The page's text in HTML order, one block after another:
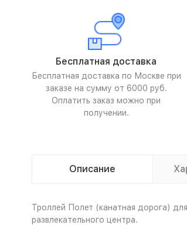
Бесплатная доставка
Бесплатная доставка по Москве при
заказе на сумму от 6000 руб.
Оплатить заказ можно при
получении.
Описание
Троллей Полет (канатная дорога)
развлекательного центра.